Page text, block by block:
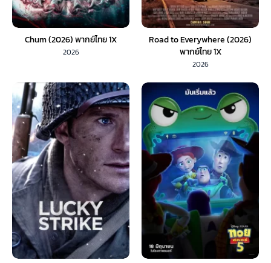
Chum (2026) พากย์ไทย 1X
2026
Road to Everywhere (2026)
พากย์ไทย 1X
2026